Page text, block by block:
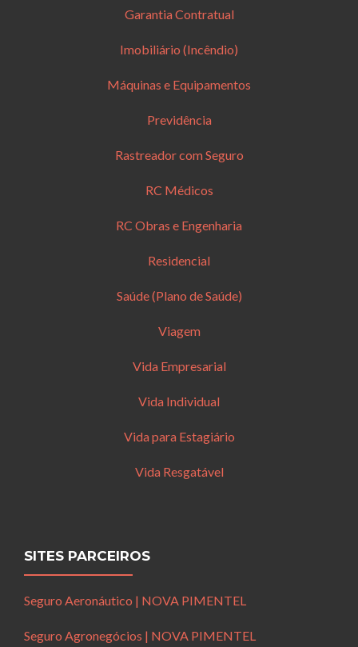
Garantia Contratual
Imobiliário (Incêndio)
Máquinas e Equipamentos
Previdência
Rastreador com Seguro
RC Médicos
RC Obras e Engenharia
Residencial
Saúde (Plano de Saúde)
Viagem
Vida Empresarial
Vida Individual
Vida para Estagiário
Vida Resgatável
SITES PARCEIROS
Seguro Aeronáutico | NOVA PIMENTEL
Seguro Agronegócios | NOVA PIMENTEL